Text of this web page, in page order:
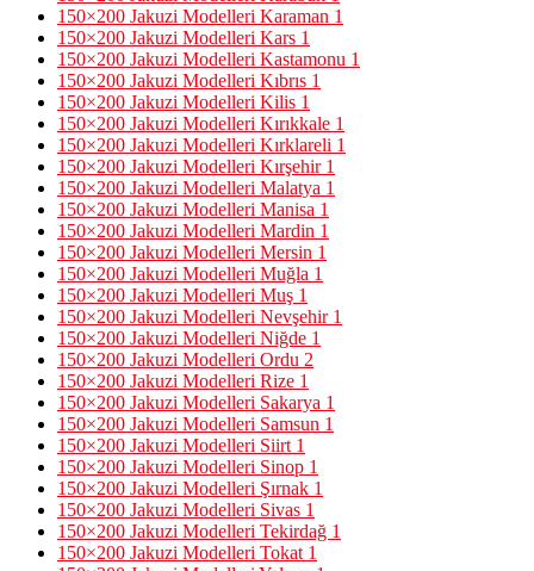
150×200 Jakuzi Modelleri Karaman 1
150×200 Jakuzi Modelleri Kars 1
150×200 Jakuzi Modelleri Kastamonu 1
150×200 Jakuzi Modelleri Kıbrıs 1
150×200 Jakuzi Modelleri Kilis 1
150×200 Jakuzi Modelleri Kırıkkale 1
150×200 Jakuzi Modelleri Kırklareli 1
150×200 Jakuzi Modelleri Kırşehir 1
150×200 Jakuzi Modelleri Malatya 1
150×200 Jakuzi Modelleri Manisa 1
150×200 Jakuzi Modelleri Mardin 1
150×200 Jakuzi Modelleri Mersin 1
150×200 Jakuzi Modelleri Muğla 1
150×200 Jakuzi Modelleri Muş 1
150×200 Jakuzi Modelleri Nevşehir 1
150×200 Jakuzi Modelleri Niğde 1
150×200 Jakuzi Modelleri Ordu 2
150×200 Jakuzi Modelleri Rize 1
150×200 Jakuzi Modelleri Sakarya 1
150×200 Jakuzi Modelleri Samsun 1
150×200 Jakuzi Modelleri Siirt 1
150×200 Jakuzi Modelleri Sinop 1
150×200 Jakuzi Modelleri Şırnak 1
150×200 Jakuzi Modelleri Sivas 1
150×200 Jakuzi Modelleri Tekirdağ 1
150×200 Jakuzi Modelleri Tokat 1